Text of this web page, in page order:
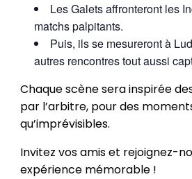
Les Galets affronteront les
matchs palpitants.
Puis, ils se mesureront à
autres rencontres tout aussi
Chaque scène sera inspirée
par l’arbitre, pour des
qu’imprévisibles.
Invitez vos amis et rejoignez-
expérience mémorable !